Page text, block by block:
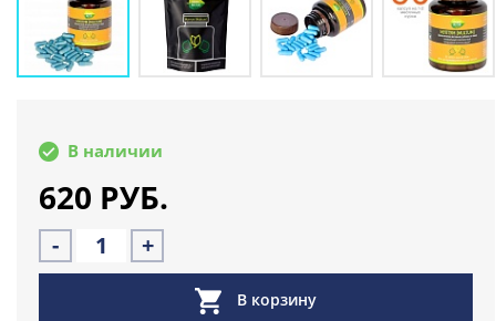
В наличии
620 РУБ.
- +
В корзину